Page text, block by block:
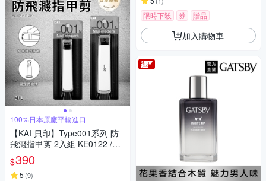
100%日本原廠平輸進口
【KAI 貝印】Type001系列 防
飛濺指甲剪 2入組 KE0122 /KE
0124-日本境內版
$390
5 (9)
限時下殺 券 贈品
加入購物車